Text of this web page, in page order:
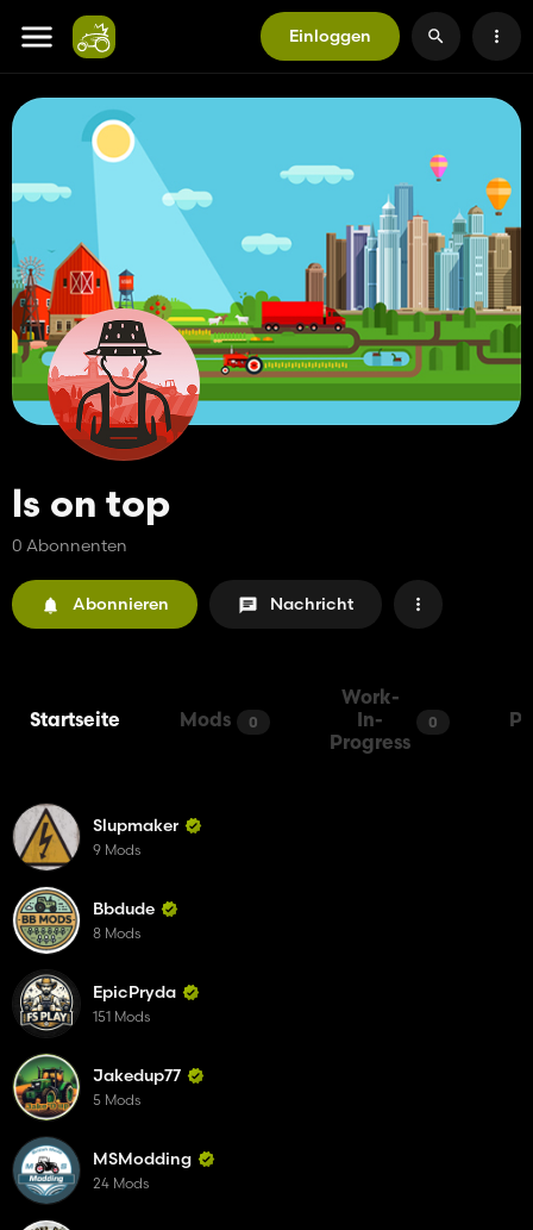
Einloggen
ls on top
0 Abonnenten
Abonnieren Nachricht
Startseite Mods 0
Work-
In-
Progress
0
Slupmaker
9 Mods
Bbdude
8 Mods
EpicPryda
151 Mods
Jakedup77
5 Mods
MSModding
24 Mods